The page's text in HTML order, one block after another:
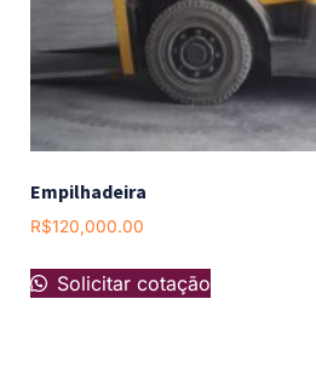
Empilhadeira
R$120,000.00
Solicitar cotação